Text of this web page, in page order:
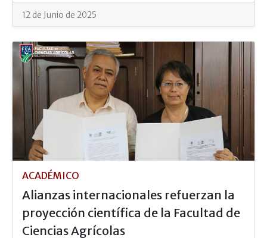
12 de Junio de 2025
ACADÉMICO
Alianzas internacionales refuerzan la
proyección científica de la Facultad de
Ciencias Agrícolas